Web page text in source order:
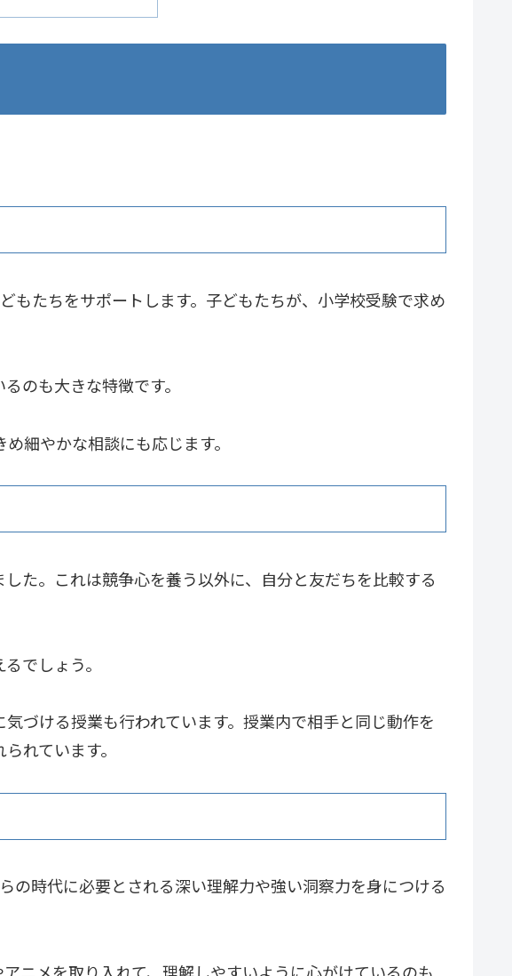
もたちをサポートします。子どもたちが、小学校受験で求め
のも大きな特徴です。
細やかな相談にも応じます。
た。これは競争心を養う以外に、自分と友だちを比較する
でしょう。
づける授業も行われています。授業内で相手と同じ動作を
れています。
の時代に必要とされる深い理解力や強い洞察力を身につける